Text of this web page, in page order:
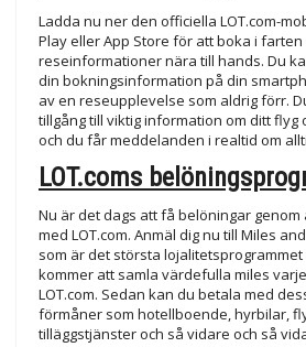
Ladda nu ner den officiella LOT.com-
Play eller App Store för att boka i
reseinformationer nära till hands. Du
din bokningsinformation på din
av en reseupplevelse som aldrig förr.
tillgång till viktig information om ditt flyg
och du får meddelanden i realtid om
LOT.coms
Nu är det dags att få belöningar
med LOT.com. Anmäl dig nu till Miles
som är det största lojalitetsprogrammet
kommer att samla värdefulla miles
LOT.com. Sedan kan du betala med
förmåner som hotellboende, hyrbilar,
tilläggstjänster och så vidare och så